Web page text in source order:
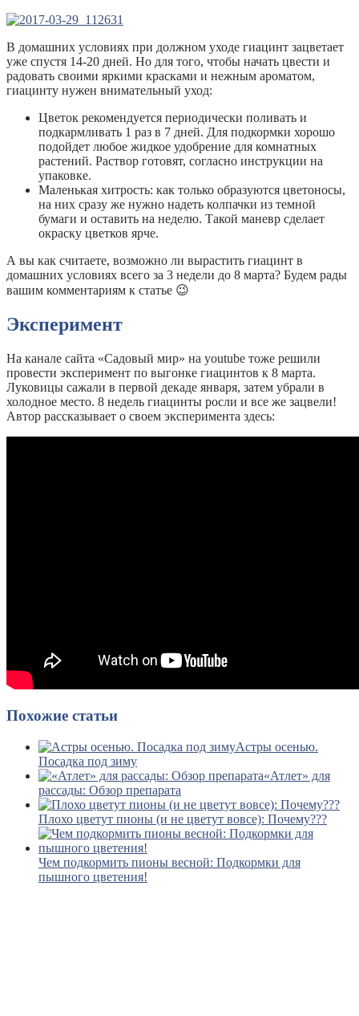
В домашних условиях при должном уходе гиацинт зацветает
уже спустя 14-20 дней. Но для того, чтобы начать цвести и
радовать своими яркими красками и нежным ароматом,
гиацинту нужен внимательный уход:
Цветок рекомендуется периодически поливать и
подкармливать 1 раз в 7 дней. Для подкормки хорошо
подойдет любое жидкое удобрение для комнатных
растений. Раствор готовят, согласно инструкции на
упаковке.
Маленькая хитрость: как только образуются цветоносы,
на них сразу же нужно надеть колпачки из темной
бумаги и оставить на неделю. Такой маневр сделает
окраску цветков ярче.
А вы как считаете, возможно ли вырастить гиацинт в
домашних условиях всего за 3 недели до 8 марта? Будем рады
вашим комментариям к статье 😉
Эксперимент
На канале сайта «Садовый мир» на youtube тоже решили
провести эксперимент по выгонке гиацинтов к 8 марта.
Луковицы сажали в первой декаде января, затем убрали в
холодное место. 8 недель гиацинты росли и все же зацвели!
Автор рассказывает о своем эксперимента здесь:
Похожие статьи
Астры осенью.
Посадка под зиму
«Атлет» для
рассады: Обзор препарата
Плохо цветут пионы (и не цветут вовсе): Почему???
Чем подкормить пионы весной: Подкормки для
пышного цветения!